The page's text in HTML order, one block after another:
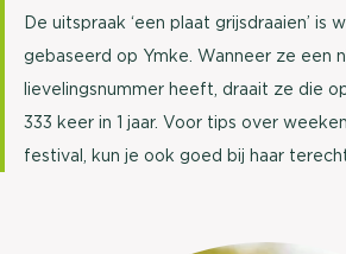
De uitspraak ‘een plaat grijsdraaien’ is
gebaseerd op Ymke. Wanneer ze een
lievelingsnummer heeft, draait ze die
333 keer in 1 jaar. Voor tips over
festival, kun je ook goed bij haar